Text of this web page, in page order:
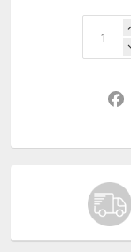
KARGO
TL ve üzeri